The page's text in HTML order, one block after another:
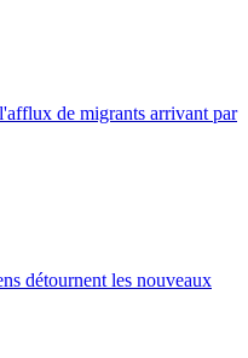
de migrants arrivant par
détournent les nouveaux